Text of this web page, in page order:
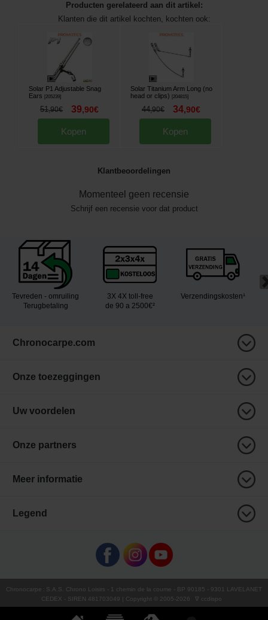
Producten gerelateerd aan dit artikel:
Klanten die dit artikel kochten, kochten ook:
Solar P1 Adjustable Snag
Ears
[205239]
51,90€ 39,90€
Kopen
Solar Titanium Arm Long (no
head or clips)
[204815]
44,90€ 34,90€
Kopen
Klantbeoordelingen
Momenteel geen recensie
Schrijf een recensie voor dat product
Tevreden - omruiling
Terugbetaling
3X 4X toll-free
de 90 a 2500€²
Verzendingskosten¹
Chronocarpe.com
Onze toezeggingen
Uw voordelen
Onze partners
Meer informatie
Legend
Chronocarpe : S.A.S. Chrono Loisirs - 1 chemin de la coume - BP 90185 - 9301 LAVELANET
CEDEX - SIREN 481703049 | Copyright © 2005-2026 ∇ ccdispo